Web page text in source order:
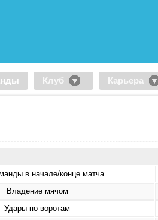
Клуб Карьера
в начале/конце матча
Владение мячом
Удары по воротам